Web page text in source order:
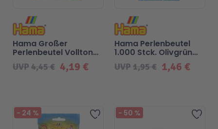
4,19 €
UVP4,45 €
Hama Großer
Perlenbeutel Vollton
Classic 1,46 €
UVP1,95 €
Hama Perlenbeutel
1.000 Stck. Olivgrün
Classic
Zur Wunschliste hinzufügen
- 24 %
Beliebt Zur
- 50 %
Beliebt